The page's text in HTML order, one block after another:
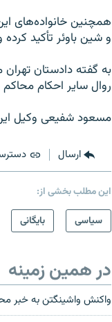
همچنین خانواده‌های
و شین باوئر تأکید
به گفته دادستان
روال سایر احکام محاکم جمهوری اسلامی، تا
مسعود شفیعی وکیل
ارسال
این مطلب بخشی از:
سیاسی
بایگانی
در همین زمینه
واکنش واشینگتن به خبر